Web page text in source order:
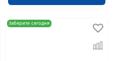
Заберите сегодня